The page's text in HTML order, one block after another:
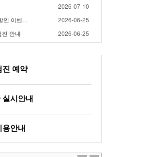
2026-07-10
- 2026년 대우병원 예방접종 할인 이벤트 연장 안내
2026-06-25
안내
2026-06-25
진 예약
시안내
용안내